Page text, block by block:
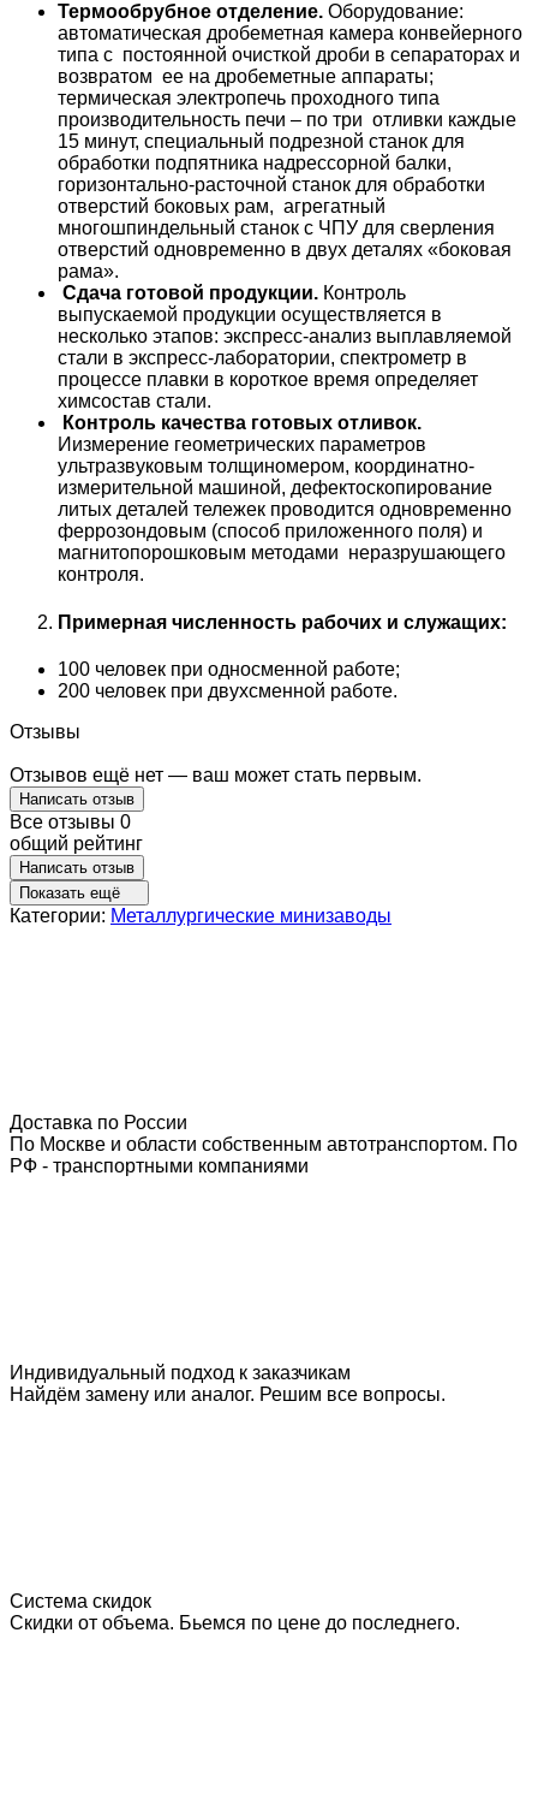
Термообрубное отделение. Оборудование:
автоматическая дробеметная камера конвейерного
типа с постоянной очисткой дроби в сепараторах и
возвратом ее на дробеметные аппараты;
термическая электропечь проходного типа
производительность печи – по три отливки каждые
15 минут, специальный подрезной станок для
обработки подпятника надрессорной балки,
горизонтально-расточной станок для обработки
отверстий боковых рам, агрегатный
многошпиндельный станок с ЧПУ для сверления
отверстий одновременно в двух деталях «боковая
рама».
Сдача готовой продукции. Контроль
выпускаемой продукции осуществляется в
несколько этапов: экспресс-анализ выплавляемой
стали в экспресс-лаборатории, спектрометр в
процессе плавки в короткое время определяет
химсостав стали.
Контроль качества готовых отливок.
Иизмерение геометрических параметров
ультразвуковым толщиномером, координатно-
измерительной машиной, дефектоскопирование
литых деталей тележек проводится одновременно
феррозондовым (способ приложенного поля) и
магнитопорошковым методами неразрушающего
контроля.
Примерная численность рабочих и служащих:
100 человек при односменной работе;
200 человек при двухсменной работе.
Отзывы
Отзывов ещё нет — ваш может стать первым.
Написать отзыв
Все отзывы 0
общий рейтинг
Написать отзыв
Показать ещё
Категории: Металлургические минизаводы
Доставка по России
По Москве и области собственным автотранспортом. По
РФ - транспортными компаниями
Индивидуальный подход к заказчикам
Найдём замену или аналог. Решим все вопросы.
Система скидок
Скидки от объема. Бьемся по цене до последнего.